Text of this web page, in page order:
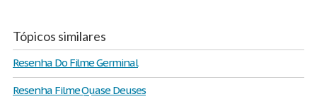
Tópicos similares
Resenha Do Filme Germinal
Resenha Filme Quase Deuses